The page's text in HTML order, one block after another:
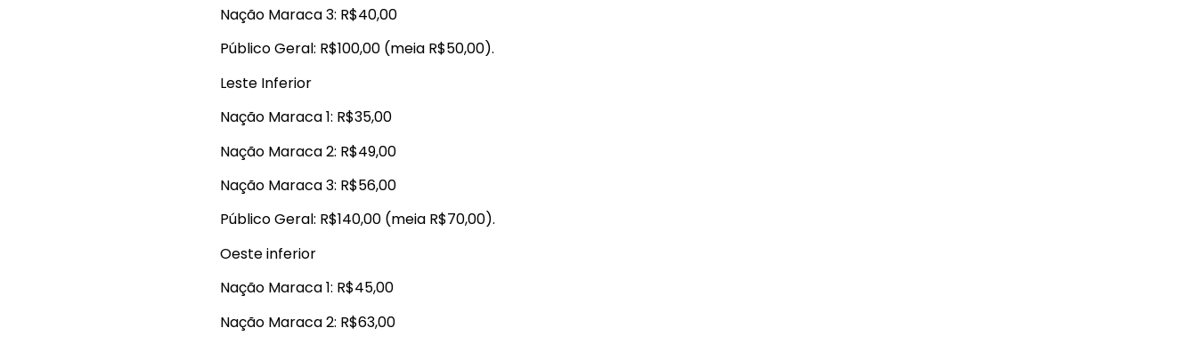
Nação Maraca 3: R$40,00
Público Geral: R$100,00 (meia R$50,00).
Leste Inferior
Nação Maraca 1: R$35,00
Nação Maraca 2: R$49,00
Nação Maraca 3: R$56,00
Público Geral: R$140,00 (meia R$70,00).
Oeste inferior
Nação Maraca 1: R$45,00
Nação Maraca 2: R$63,00